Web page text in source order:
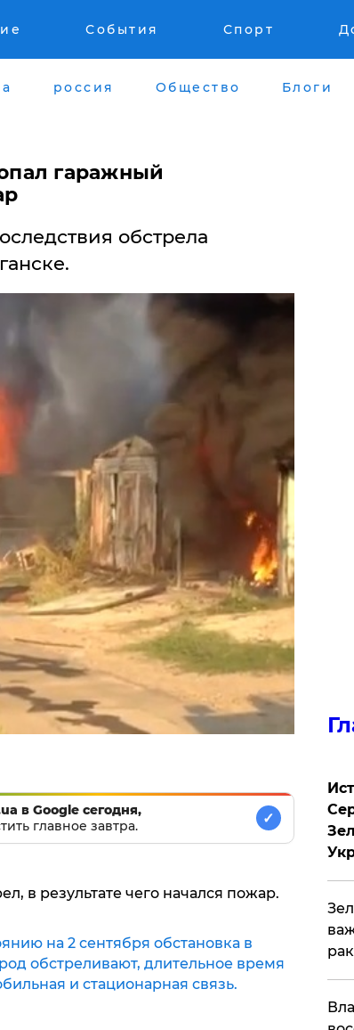
События Спорт
россия Общество Блоги
гаражный
обстрела
в Google сегодня,
главное завтра.
✓
в результате чего начался пожар.
на 2 сентября обстановка в
обстреливают, длительное время
и стационарная связь.